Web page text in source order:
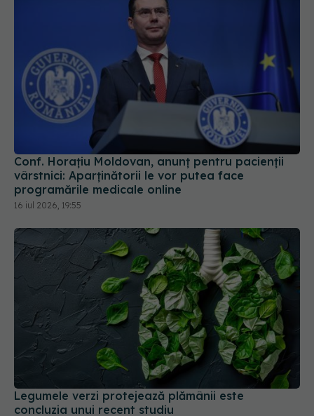
Conf. Horațiu Moldovan, anunț pentru pacienții
vârstnici: Aparținătorii le vor putea face
programările medicale online
16 iul 2026, 19:55
Legumele verzi protejează plămânii este
concluzia unui recent studiu